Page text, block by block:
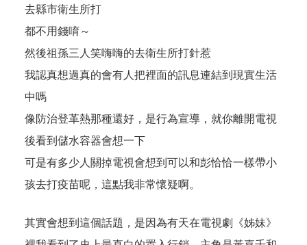
去縣市衛生所打
都不用錢唷～
然後祖孫三人笑嗨嗨的去衛生所打針惹
我認真想過真的會有人把裡面的訊息連結到現實生活
中嗎
像防治登革熱那種還好，是行為宣導，就你離開電視
後看到儲水容器會想一下
可是有多少人關掉電視會想到可以和彭恰恰一樣帶小
孩去打疫苗呢，這點我非常懷疑啊。
其實會想到這個話題，是因為有天在電視劇《姊妹》